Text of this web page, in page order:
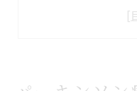
治療の進化と新
堺市南区について